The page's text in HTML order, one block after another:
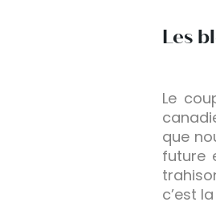
Les
Le
que
future
c’est